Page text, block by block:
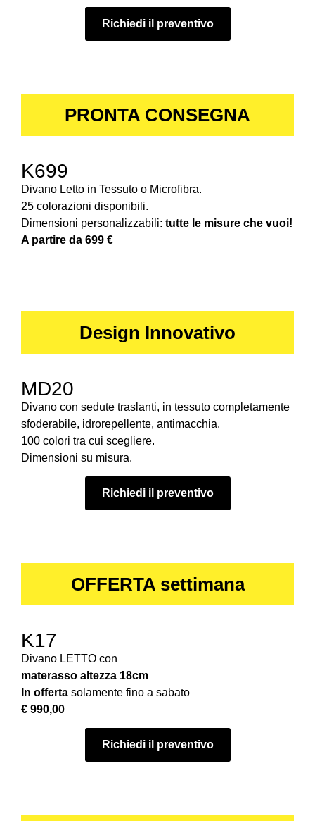
Richiedi il preventivo
PRONTA CONSEGNA
K699
Divano Letto in Tessuto o Microfibra.
25 colorazioni disponibili.
Dimensioni personalizzabili: tutte le misure che vuoi!
A partire da 699 €
Design Innovativo
MD20
Divano con sedute traslanti, in tessuto completamente
sfoderabile, idrorepellente, antimacchia.
100 colori tra cui scegliere.
Dimensioni su misura.
Richiedi il preventivo
OFFERTA settimana
K17
Divano LETTO con
materasso altezza 18cm
In offerta solamente fino a sabato
€ 990,00
Richiedi il preventivo